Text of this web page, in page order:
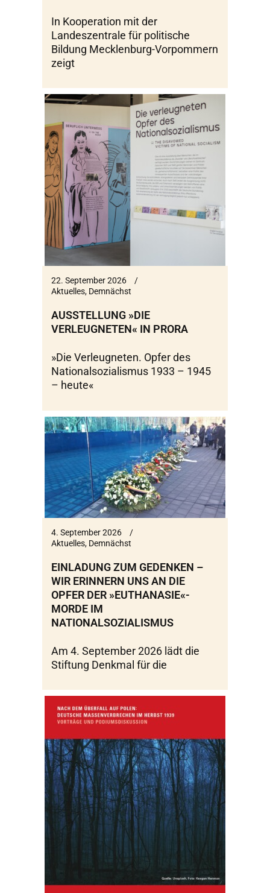
In Kooperation mit der
Landeszentrale für politische
Bildung Mecklenburg-Vorpommern
zeigt
22. September 2026
Aktuelles, Demnächst
AUSSTELLUNG »DIE
VERLEUGNETEN« IN PRORA
»Die Verleugneten. Opfer des
Nationalsozialismus 1933 – 1945
– heute«
4. September 2026
Aktuelles, Demnächst
EINLADUNG ZUM GEDENKEN –
WIR ERINNERN UNS AN DIE
OPFER DER »EUTHANASIE«-
MORDE IM
NATIONALSOZIALISMUS
Am 4. September 2026 lädt die
Stiftung Denkmal für die